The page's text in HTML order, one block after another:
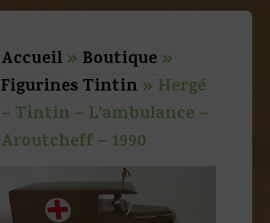
Accueil»Boutique»
Figurines Tintin » Hergé
– Tintin – L’ambulance –
Aroutcheff – 1990